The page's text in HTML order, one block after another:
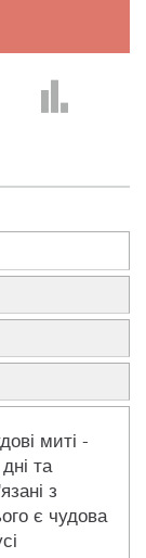
миті -
та
з
є чудова